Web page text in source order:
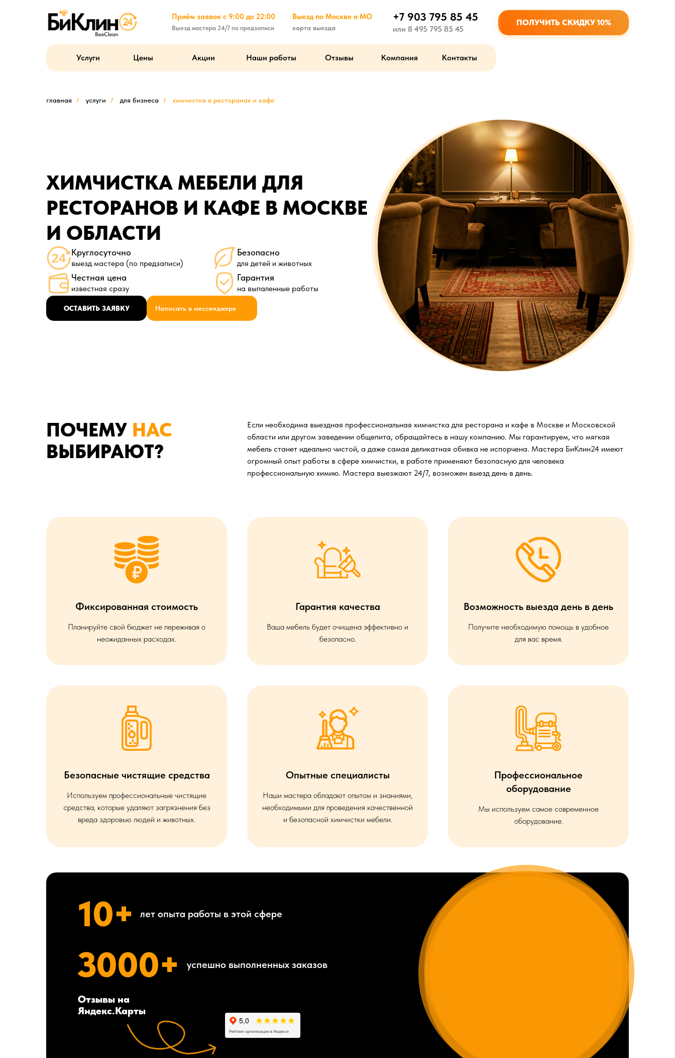
Приём заявок с 9:00 до 22:00 Выезд по Москве и МО +7 903 795 85 45
или 8 495 795 85 45
Выезд мастера 24/7 по предзаписи карта выезда
Услуги Цены Акции Наши работы Отзывы Компания Контакты
ПОЛУЧИТЬ СКИДКУ 10%
главная / услуги / для бизнеса / химчистка в ресторанах и кафе
ХИМЧИСТКА МЕБЕЛИ ДЛЯ
РЕСТОРАНОВ И КАФЕ В МОСКВЕ
И ОБЛАСТИ
Круглосуточно
выезд мастера (по предзаписи)
Честная цена
известная сразу
Безопасно
для детей и животных
Гарантия
на выпаленные работы
ОСТАВИТЬ ЗАЯВКУ Написать в мессенджере
ПОЧЕМУ НАС
ВЫБИРАЮТ?
Если необходима выездная профессиональная химчистка для ресторана и кафе в Москве и Московской
области или другом заведении общепита, обращайтесь в нашу компанию. Мы гарантируем, что мягкая
мебель станет идеально чистой, а даже самая деликатная обивка не испорчена. Мастера БиКлин24 имеют
огромный опыт работы в сфере химчистки, в работе применяют безопасную для человека
профессиональную химию. Мастера выезжают 24/7, возможен выезд день в день.
Фиксированная стоимость
Планируйте свой бюджет не переживая о
неожиданных расходах.
Гарантия качества
Ваша мебель будет очищена эффективно и
безопасно.
Возможность выезда день в день
Получите необходимую помощь в удобное
для вас время.
Безопасные чистящие средства
Используем профессиональные чистящие
средства, которые удаляют загрязнения без
вреда здоровью людей и животных.
Опытные специалисты
Наши мастера обладают опытом и знаниями,
необходимыми для проведения качественной
и безопасной химчистки мебели.
Профессиональное
оборудование
Мы используем самое современное
оборудование.
10+ лет опыта работы в этой сфере
3000+ успешно выполненных заказов
Отзывы на
Яндекс.Карты